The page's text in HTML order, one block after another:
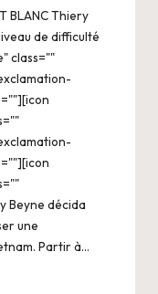
BLANC Thiery
de difficulté
class=""
Beyne décida
une
Partir à…